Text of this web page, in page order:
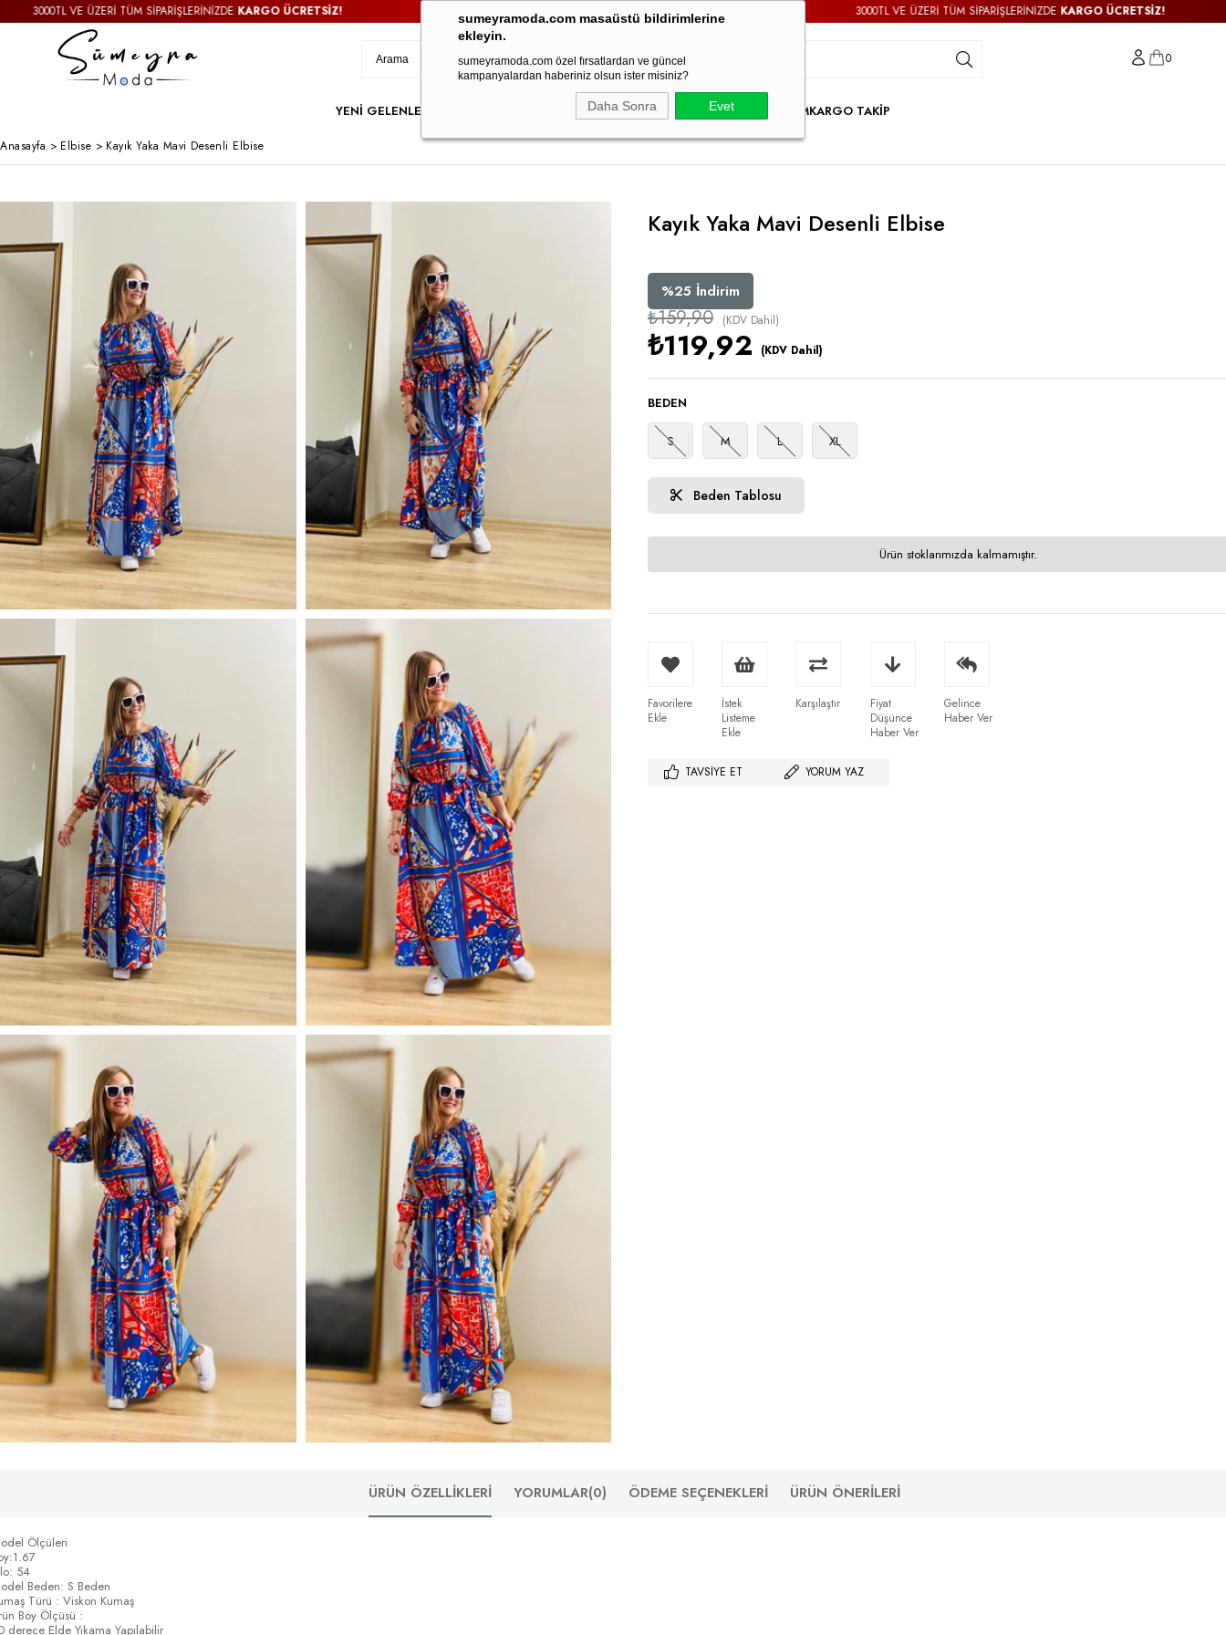
sumeyramoda.com masaüstü bildirimlerine
ekleyin.
sumeyramoda.com özel fırsatlardan ve güncel
kampanyalardan haberiniz olsun ister misiniz?
Daha Sonra Evet
VE ÜZERİ TÜM SİPARİŞLERİNİZDEKARGO ÜCRETSİZ! 3000TL VE ÜZERİ TÜM SİPARİŞLERİNİZDE KARGO ÜCRETSİZ! 3000TL VE ÜZERİ TÜM SİPARİŞLERİNİZDEKARGO ÜCRETSİZ!
0
YENİ GELENLER ALT GİYİMDIŞ GİYİMTAKIM PARTY WEAR İNDİRİMKARGO TAKİP
Anasayfa > Elbise > Kayık Yaka Mavi Desenli Elbise
Kayık Yaka Mavi Desenli Elbise
%25 İndirim
₺159,90 (KDV Dahil)
₺119,92 (KDV Dahil)
BEDEN
S M L XL
Beden Tablosu
Ürün stoklarımızda kalmamıştır.
Favorilere
Ekle
İstek
Listeme
Ekle
Karşılaştır
Fiyat
Düşünce
Haber Ver
Gelince
Haber Ver
TAVSIYE ET YORUM YAZ
ÜRÜN ÖZELLIKLERI YORUMLAR(0) ÖDEME SEÇENEKLERI ÜRÜN ÖNERILERI
Ölçüleri
54
Beden: S Beden
Türü : Viskon Kumaş
Boy Ölçüsü :
derece Elde Yıkama Yapılabilir